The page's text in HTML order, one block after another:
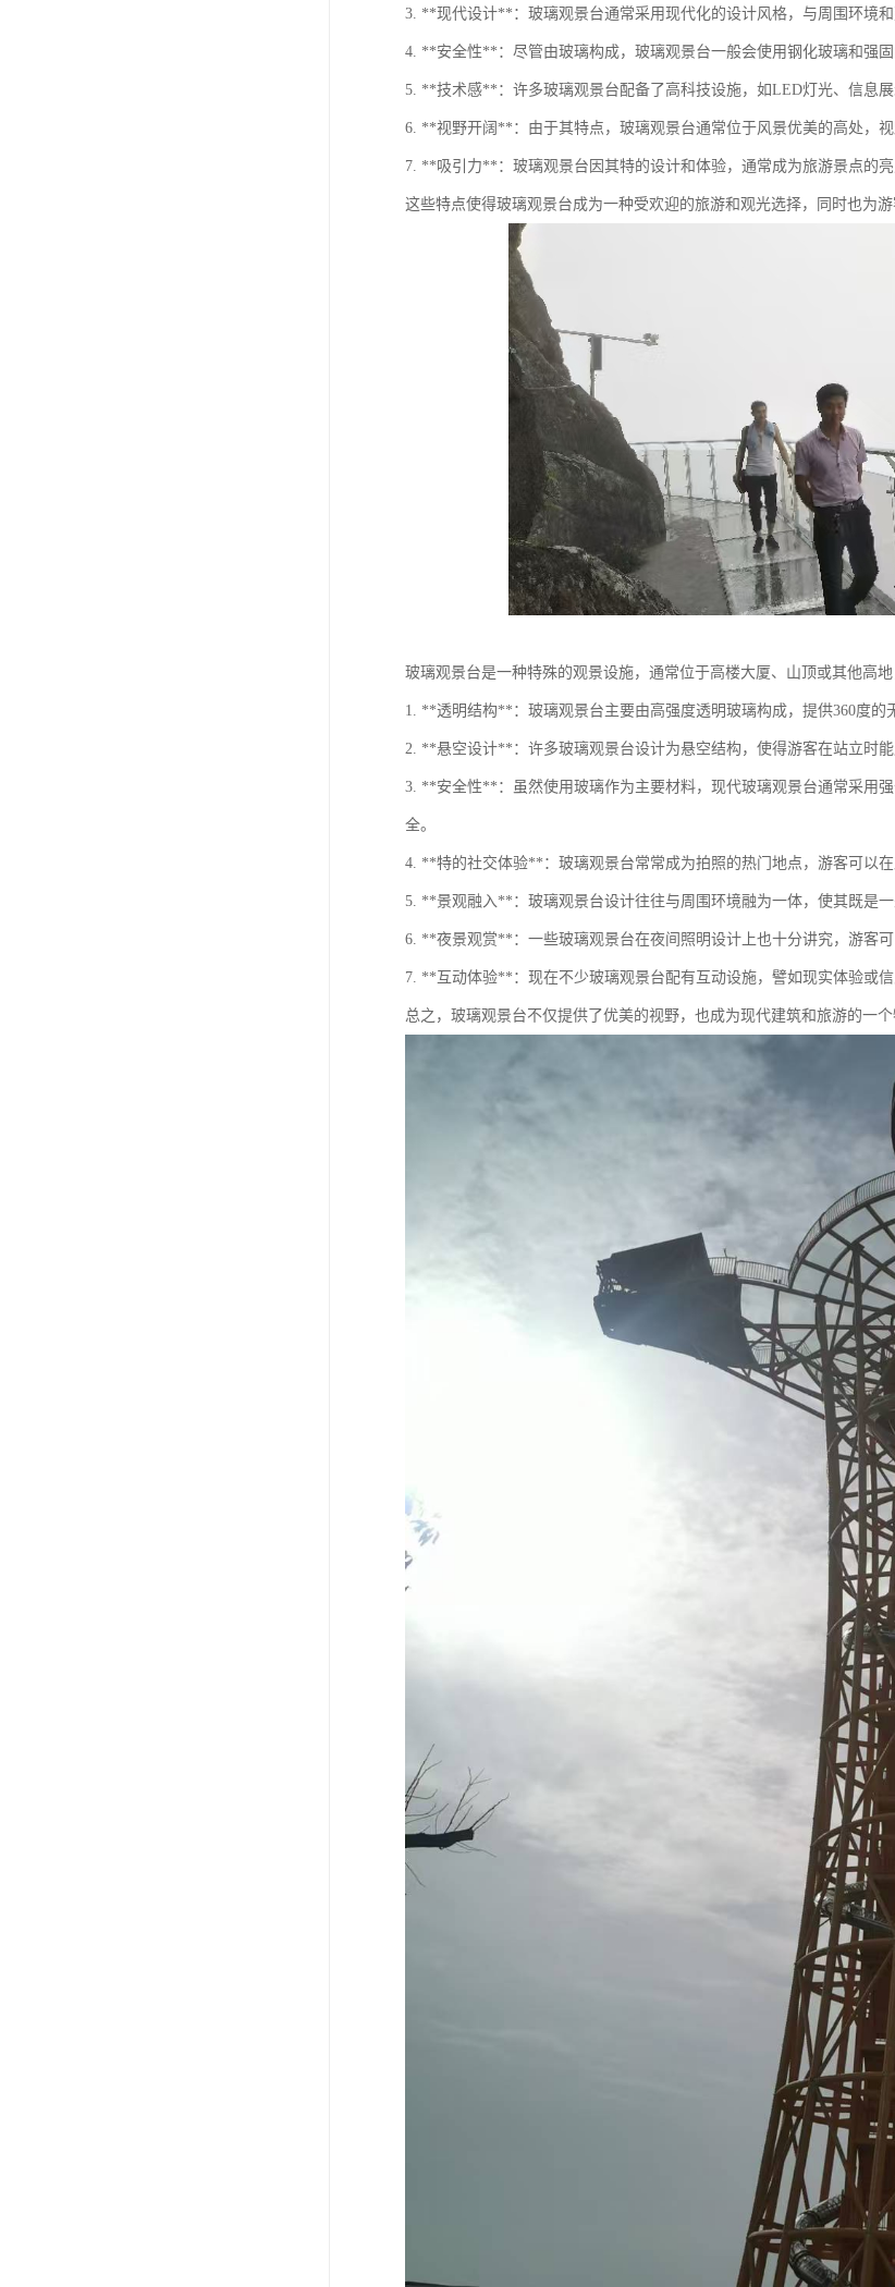
3. **现代设计**：玻璃观景台通常采用现代化的设计风格，与周围环境和
4. **安全性**：尽管由玻璃构成，玻璃观景台一般会使用钢化玻璃和强固
5. **技术感**：许多玻璃观景台配备了高科技设施，如LED灯光、信息展
6. **视野开阔**：由于其特点，玻璃观景台通常位于风景优美的高处，视
7. **吸引力**：玻璃观景台因其特的设计和体验，通常成为旅游景点的亮
这些特点使得玻璃观景台成为一种受欢迎的旅游和观光选择，同时也为游
玻璃观景台是一种特殊的观景设施，通常位于高楼大厦、山顶或其他高地
1. **透明结构**：玻璃观景台主要由高强度透明玻璃构成，提供360度的
2. **悬空设计**：许多玻璃观景台设计为悬空结构，使得游客在站立时能
3. **安全性**：虽然使用玻璃作为主要材料，现代玻璃观景台通常采用
全。
4. **特的社交体验**：玻璃观景台常常成为拍照的热门地点，游客可以
5. **景观融入**：玻璃观景台设计往往与周围环境融为一体，使其既是
6. **夜景观赏**：一些玻璃观景台在夜间照明设计上也十分讲究，游客
7. **互动体验**：现在不少玻璃观景台配有互动设施，譬如现实体验或
总之，玻璃观景台不仅提供了优美的视野，也成为现代建筑和旅游的一个